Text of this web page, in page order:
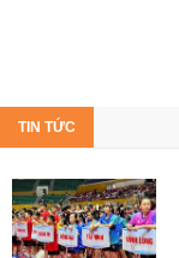
TIN TỨC